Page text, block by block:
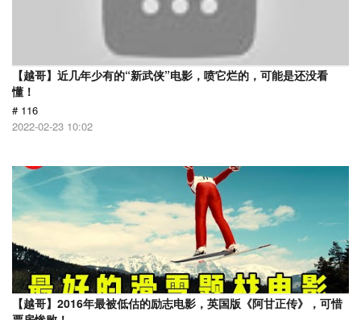
【越哥】近几年少有的“新武侠”电影，喷它烂的，可能是还没看
懂！
# 116
2022-02-23 10:02
【越哥】2016年最被低估的励志电影，英国版《阿甘正传》，可惜